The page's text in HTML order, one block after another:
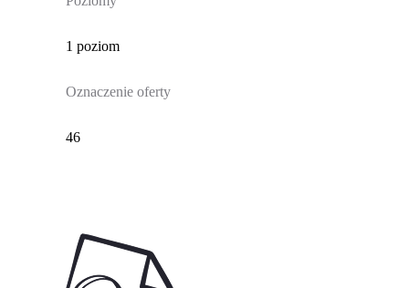
1 poziom
Oznaczenie oferty
46